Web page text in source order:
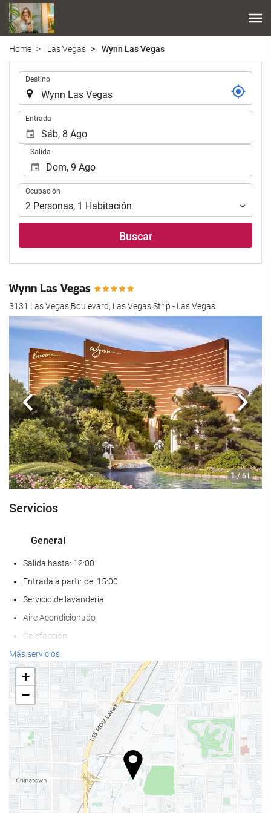
Home Las Vegas Wynn Las Vegas
Destino
Entrada
Salida
Ocupación
Ocupación
2 Personas, 1 Habitación
Buscar
Wynn Las Vegas
3131 Las Vegas Boulevard, Las Vegas Strip - Las Vegas
1 / 61
Anterior
Servicios
General
Salida hasta: 12:00
Entrada a partir de: 15:00
Servicio de lavandería
Aire Acondicionado
Calefacción
Ascensor
Solo para adultos
Adaptado para personas con movilidad reducida
Habitaciones No fumadores
Zona de fumadores
No admite mascotas
Bienestar
Pool bar
Más servicios
+
−